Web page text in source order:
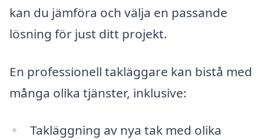
kan du jämföra och välja en passande
lösning för just ditt projekt.
En professionell takläggare kan bistå med
många olika tjänster, inklusive:
Takläggning av nya tak med olika